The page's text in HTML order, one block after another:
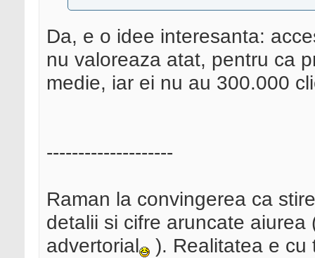
Da, e o idee interesanta:
nu valoreaza atat, pentru ca
medie, iar ei nu au 300.000
--------------------
Raman la convingerea ca
detalii si cifre aruncate
advertorial
). Realitatea e cu